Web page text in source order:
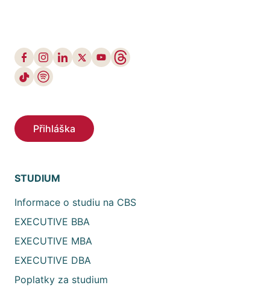
STUDIUM
Informace o studiu na CBS
EXECUTIVE BBA
EXECUTIVE MBA
EXECUTIVE DBA
Poplatky za studium
Přihláška